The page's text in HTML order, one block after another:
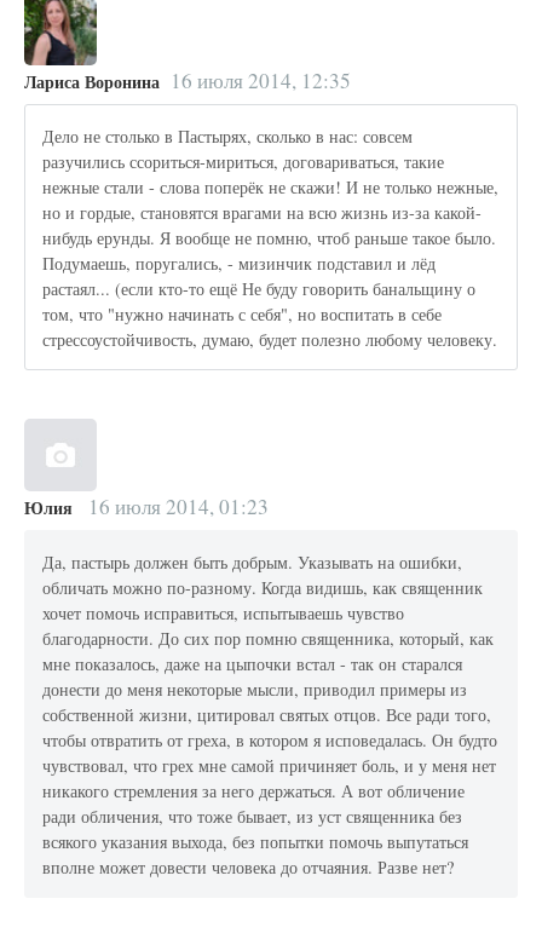
Лариса Воронина 16 июля 2014, 12:35
Дело не столько в Пастырях, сколько в нас: совсем
разучились ссориться-мириться, договариваться, такие
нежные стали - слова поперёк не скажи! И не только нежные,
но и гордые, становятся врагами на всю жизнь из-за какой-
нибудь ерунды. Я вообще не помню, чтоб раньше такое было.
Подумаешь, поругались, - мизинчик подставил и лёд
растаял... (если кто-то ещё Не буду говорить банальщину о
том, что "нужно начинать с себя", но воспитать в себе
стрессоустойчивость, думаю, будет полезно любому человеку.
Юлия 16 июля 2014, 01:23
Да, пастырь должен быть добрым. Указывать на ошибки,
обличать можно по-разному. Когда видишь, как священник
хочет помочь исправиться, испытываешь чувство
благодарности. До сих пор помню священника, который, как
мне показалось, даже на цыпочки встал - так он старался
донести до меня некоторые мысли, приводил примеры из
собственной жизни, цитировал святых отцов. Все ради того,
чтобы отвратить от греха, в котором я исповедалась. Он будто
чувствовал, что грех мне самой причиняет боль, и у меня нет
никакого стремления за него держаться. А вот обличение
ради обличения, что тоже бывает, из уст священника без
всякого указания выхода, без попытки помочь выпутаться
вполне может довести человека до отчаяния. Разве нет?